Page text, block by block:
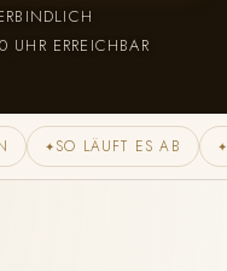
ERREICHBAR
✦ SO LÄUFT ES AB ✦